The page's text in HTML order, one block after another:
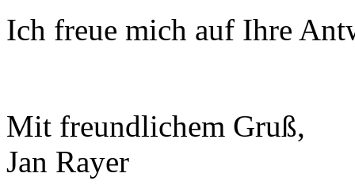
Ich freue mich auf Ihre
Mit freundlichem Gruß,
Jan Rayer